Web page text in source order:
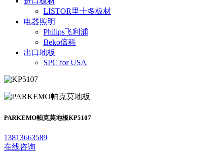
LISTOR里士多板材
电器照明
Philips飞利浦
Beko倍科
出口地板
SPC for USA
PARKEMO帕克莫地板KP5107
13813663589
在线咨询